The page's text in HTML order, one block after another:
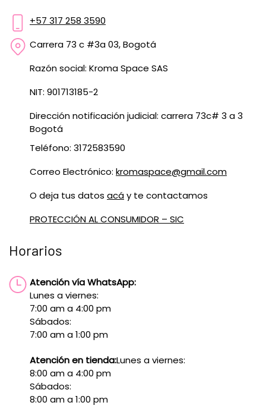
+57 317 258 3590
Carrera 73 c #3a 03, Bogotá
Razón social: Kroma Space SAS
NIT: 901713185-2
Dirección notificación judicial: carrera 73c# 3 a 3
Bogotá
Teléfono: 3172583590
Correo Electrónico: kromaspace@gmail.com
O deja tus datos acáy te contactamos
PROTECCIÓN AL CONSUMIDOR – SIC
Horarios
Atención vía WhatsApp:
Lunes a viernes:
7:00 am a 4:00 pm
Sábados:
7:00 am a 1:00 pm
Atención en tienda:Lunes a viernes:
8:00 am a 4:00 pm
Sábados:
8:00 am a 1:00 pm